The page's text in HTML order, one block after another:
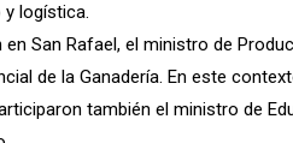
logística.
en San Rafael, el ministro de
de la Ganadería. En este
también el ministro de